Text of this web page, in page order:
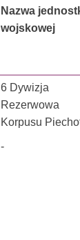
Nazwa
wojskowej
6 Dywizja
Rezerwowa
Korpusu
-